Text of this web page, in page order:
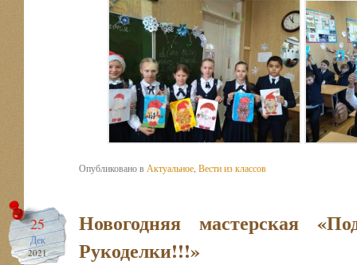
Опубликовано в Актуальное Вести из классов
25
Дек
2021
Новогодняя мастерская
Рукоделки!!!»